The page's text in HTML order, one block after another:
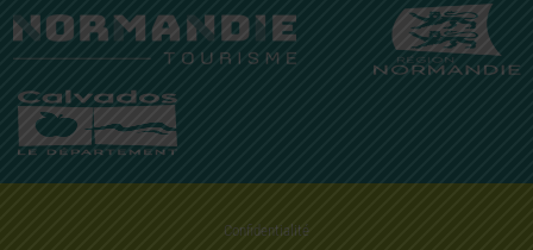
Confidentialité